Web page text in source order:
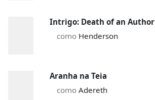
Intrigo: Death of an Author
como Henderson
Aranha na Teia
como Adereth